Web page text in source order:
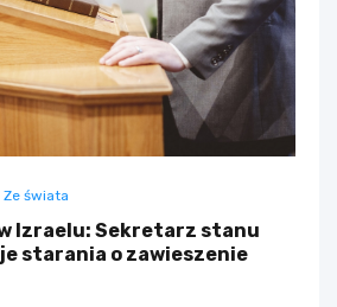
Ze świata
Izraelu: Sekretarz stanu
starania o zawieszenie